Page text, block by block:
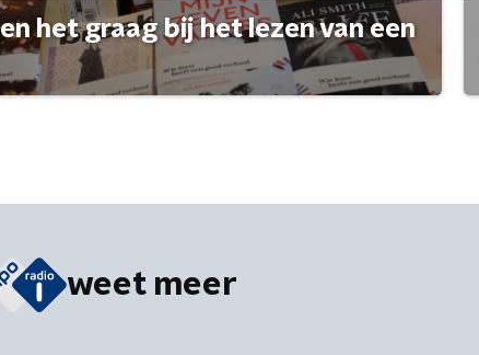
het graag bij het lezen van een
weet meer